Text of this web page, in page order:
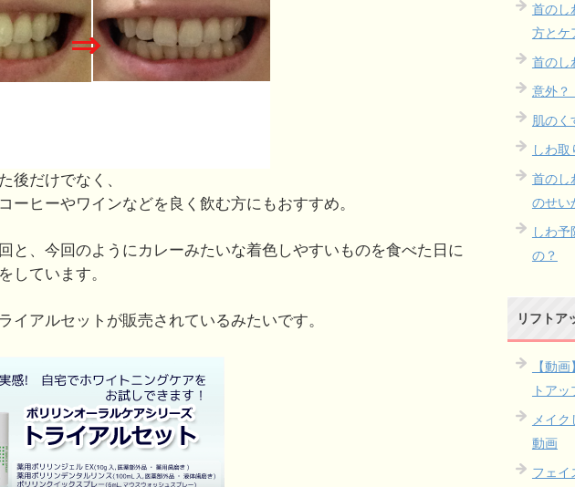
後だけでなく、
ーヒーやワインなどを良く飲む方にもおすすめ。
と、今回のようにカレーみたいな着色しやすいものを食べた日に
しています。
イアルセットが販売されているみたいです。
首のし
方とケ
首のし
意外？
肌のく
しわ
首のし
のせい
しわ
の？
リフトア
【動
トアッ
メイク
動画
フェイ